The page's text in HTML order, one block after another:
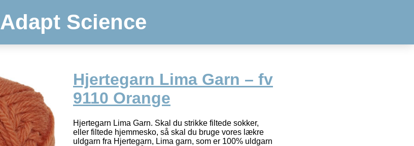
Adapt Science
Hjertegarn Lima Garn – fv
9110 Orange
Hjertegarn Lima Garn. Skal du strikke filtede sokker,
eller filtede hjemmesko, så skal du bruge vores lækre
uldgarn fra Hjertegarn, Lima garn, som er 100% uldgarn